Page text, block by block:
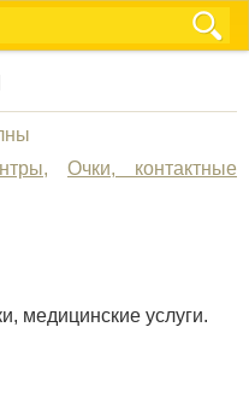
, Очки, контактные
медицинские услуги.